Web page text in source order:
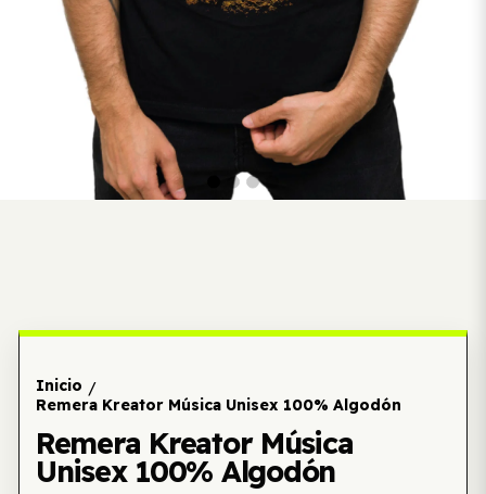
Inicio /
Remera Kreator Música Unisex 100% Algodón
Remera Kreator Música
Unisex 100% Algodón